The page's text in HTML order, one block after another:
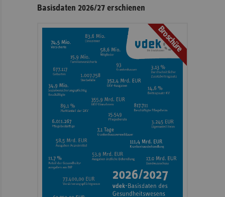
Basisdaten 2026/27 erschienen
Broschüre